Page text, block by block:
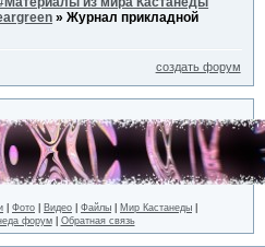
»Журнал прикладной
создать форум
Фото Видео Файлы Мир Кастанеды
форум| Обратная связь